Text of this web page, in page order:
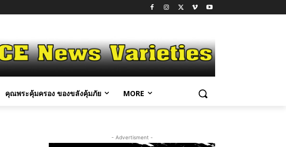
คุณพระคุ้มครอง ของขลังคุ้มภัย MORE
- Advertisment -